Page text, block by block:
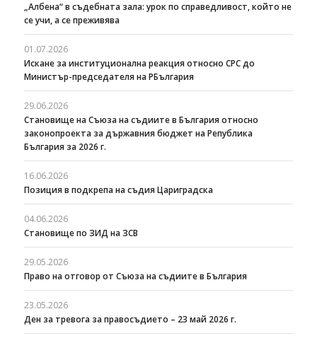
„Албена“ в съдебната зала: урок по справедливост, който не
се учи, а се преживява
01.07.2026
Искане за институционална реакция относно СРС до
Министър-председателя на РБългария
29.06.2026
Становище на Съюза на съдиите в България относно
законопроекта за държавния бюджет на Република
България за 2026 г.
16.06.2026
Позиция в подкрепа на съдия Цариградска
04.06.2026
Становище по ЗИД на ЗСВ
29.05.2026
Право на отговор от Съюза на съдиите в България
23.05.2026
Ден за тревога за правосъдието – 23 май 2026 г.